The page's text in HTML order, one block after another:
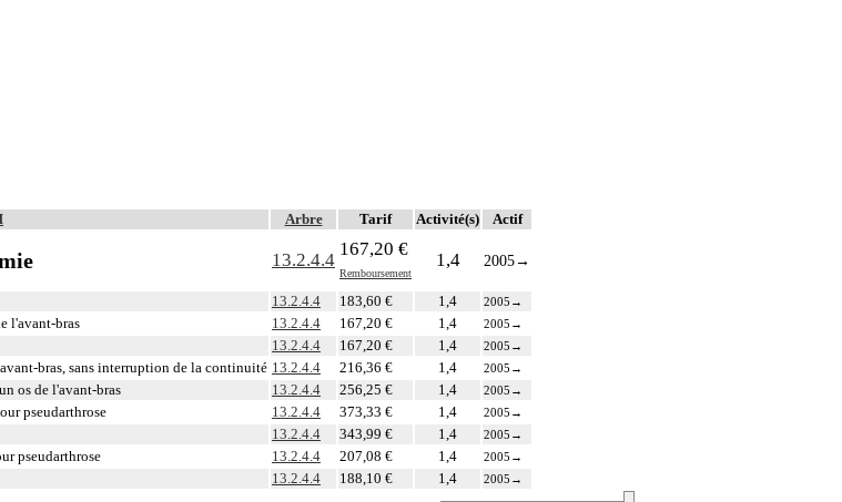
Arbre Tarif Activité(s) Actif
13.2.4.4
167,20 €
Remboursement
1,4 2005→
13.2.4.4 183,60 € 1,4 2005 →
l'avant-bras 13.2.4.4 167,20 € 1,4 2005 →
13.2.4.4 167,20 € 1,4 2005 →
bras, sans interruption de la continuité 13.2.4.4 216,36 € 1,4 2005 →
os de l'avant-bras 13.2.4.4 256,25 € 1,4 2005 →
pseudarthrose 13.2.4.4 373,33 € 1,4 2005 →
13.2.4.4 343,99 € 1,4 2005 →
pseudarthrose 13.2.4.4 207,08 € 1,4 2005 →
13.2.4.4 188,10 € 1,4 2005 →